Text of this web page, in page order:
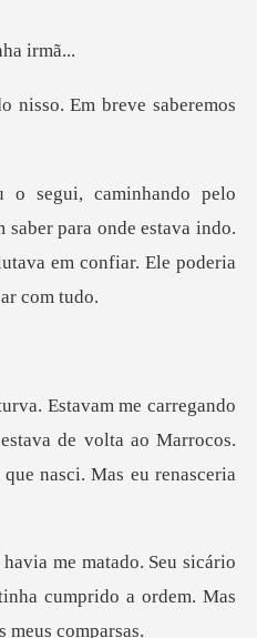
nisso. Em breve s
saber para onde estava indo.
de volta ao Marrocos.
ário
cumprido a ord